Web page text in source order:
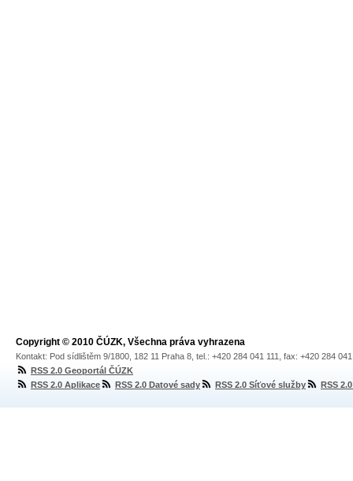
Copyright © 2010 ČÚZK, Všechna práva vyhrazena
Kontakt: Pod sídlištěm 9/1800, 182 11 Praha 8, tel.: +420 284 041 111, fax: +420 284
RSS 2.0 Geoportál ČÚZK
RSS 2.0 Aplikace
RSS 2.0 Datové sady RSS 2.0 Síťové služby RSS